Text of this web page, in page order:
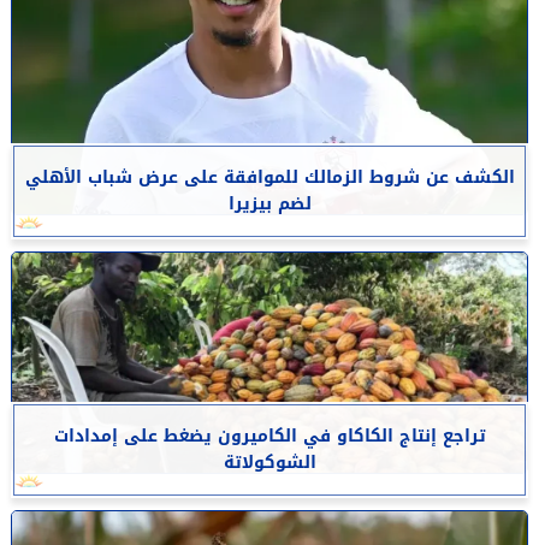
الكشف عن شروط الزمالك للموافقة على عرض شباب الأهلي
لضم بيزيرا
تراجع إنتاج الكاكاو في الكاميرون يضغط على إمدادات
الشوكولاتة